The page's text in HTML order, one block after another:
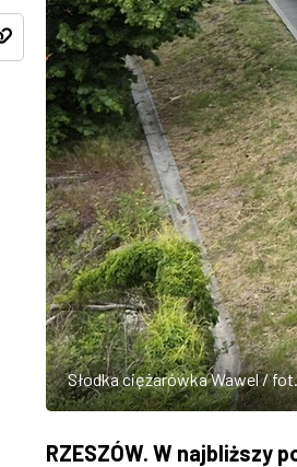
Słodka ciężarówka Wawel /
RZESZÓW. W najbliższy